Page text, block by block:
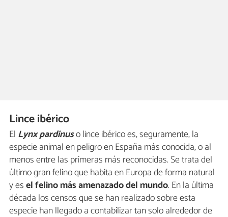
Lince ibérico
El Lynx pardinuso lince ibérico es, seguramente, la
especie animal en peligro en España más conocida, o al
menos entre las primeras más reconocidas. Se trata del
último gran felino que habita en Europa de forma natural
y esel felino más amenazado del mundo. En la última
década los censos que se han realizado sobre esta
especie han llegado a contabilizar tan solo alrededor de